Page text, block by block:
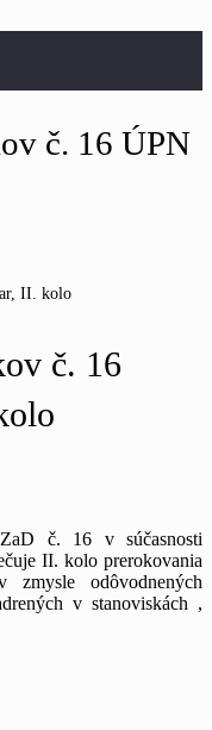
č. 16 ÚPN
II. kolo
č. 16
ZaD č. 16 v súčasnosti
II. kolo prerokovania
odôvodnených
v stanoviskách ,